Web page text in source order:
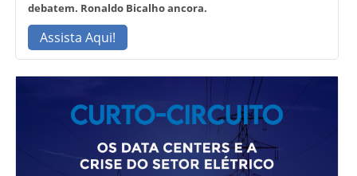
debatem. Ronaldo Bicalho ancora.
Assista Aqui!